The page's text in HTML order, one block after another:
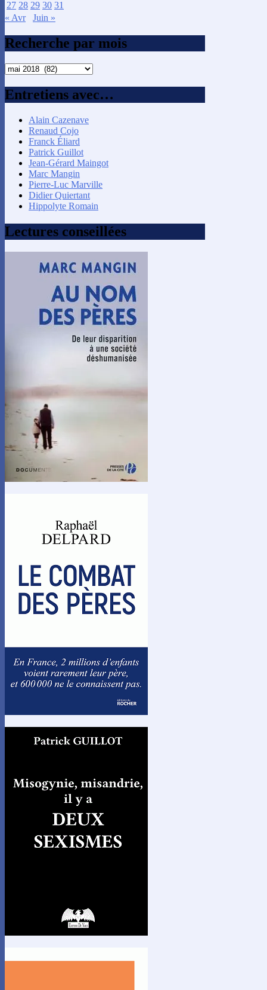
27 28 29 30 31
« Avr
Juin »
Recherche par mois
Recherche
mois
Entretiens avec…
Alain Cazenave
Renaud Cojo
Franck Éliard
Patrick Guillot
Jean-Gérard Maingot
Marc Mangin
Pierre-Luc Marville
Didier Quiertant
Hippolyte Romain
Lectures conseillées